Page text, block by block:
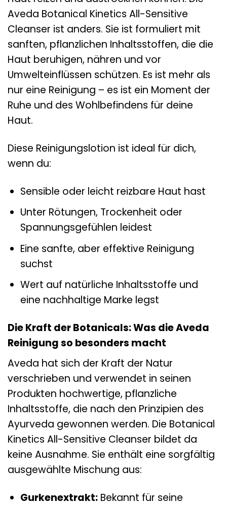
Aveda Botanical Kinetics All-Sensitive
Cleanser ist anders. Sie ist formuliert mit
sanften, pflanzlichen Inhaltsstoffen, die die
Haut beruhigen, nähren und vor
Umwelteinflüssen schützen. Es ist mehr als
nur eine Reinigung – es ist ein Moment der
Ruhe und des Wohlbefindens für deine
Haut.
Diese Reinigungslotion ist ideal für dich,
wenn du:
Sensible oder leicht reizbare Haut hast
Unter Rötungen, Trockenheit oder
Spannungsgefühlen leidest
Eine sanfte, aber effektive Reinigung
suchst
Wert auf natürliche Inhaltsstoffe und
eine nachhaltige Marke legst
Die Kraft der Botanicals: Was die Aveda
Reinigung so besonders macht
Aveda hat sich der Kraft der Natur
verschrieben und verwendet in seinen
Produkten hochwertige, pflanzliche
Inhaltsstoffe, die nach den Prinzipien des
Ayurveda gewonnen werden. Die Botanical
Kinetics All-Sensitive Cleanser bildet da
keine Ausnahme. Sie enthält eine sorgfältig
ausgewählte Mischung aus:
Gurkenextrakt:Bekannt für seine